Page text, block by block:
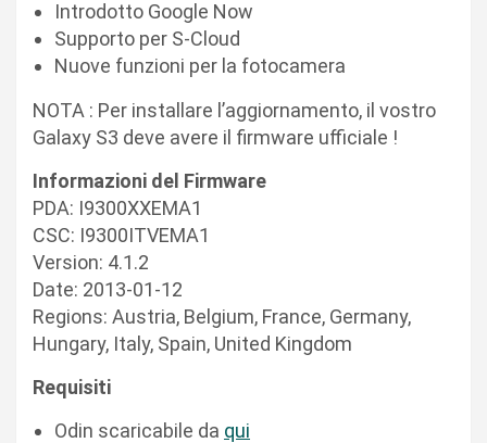
Introdotto Google Now
Supporto per S-Cloud
Nuove funzioni per la fotocamera
NOTA : Per installare l’aggiornamento, il vostro
Galaxy S3 deve avere il firmware ufficiale !
Informazioni del Firmware
PDA: I9300XXEMA1
CSC: I9300ITVEMA1
Version: 4.1.2
Date: 2013-01-12
Regions: Austria, Belgium, France, Germany,
Hungary, Italy, Spain, United Kingdom
Requisiti
Odin scaricabile da qui